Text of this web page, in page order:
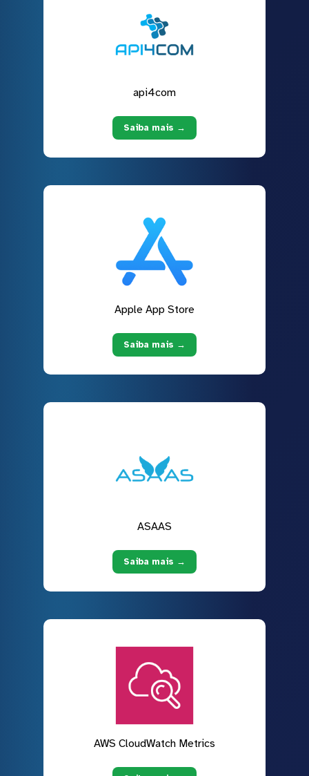
api4com
Saiba mais →
Apple App Store
Saiba mais →
ASAAS
Saiba mais →
AWS CloudWatch Metrics